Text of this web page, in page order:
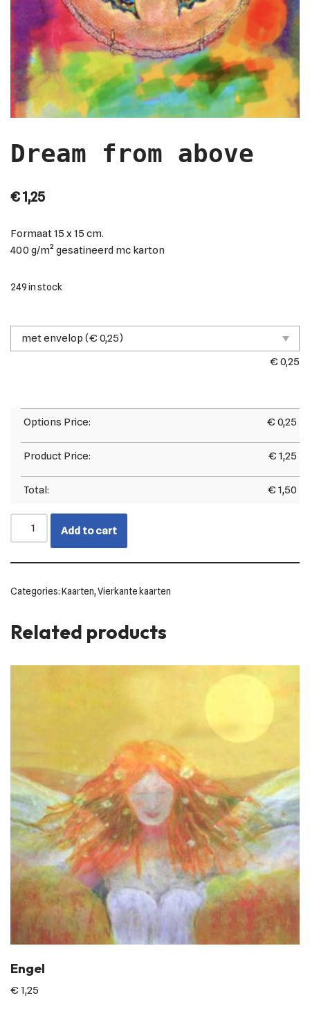
Dream from above
€1,25
Formaat15 x 15 cm.
400 g/m² gesatineerd mc karton
249 in stock
€ 0,25
Options Price: € 0,25
Product Price: € 1,25
Total: € 1,50
Add to cart
Categories:Kaarten,Vierkante kaarten
Related products
Engel
€ 1,25